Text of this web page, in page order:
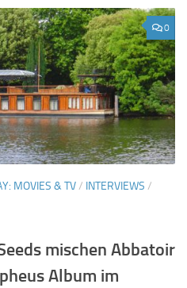
0
MOVIES & TV/ INTERVIEWS /
mischen Abbatoir
Album im